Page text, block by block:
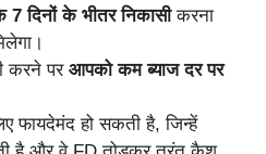
दिनों के भीतर निकासीकरना
करने परआपको कम ब्याज दर पर
फायदेमंद हो सकती है, जिन्हें